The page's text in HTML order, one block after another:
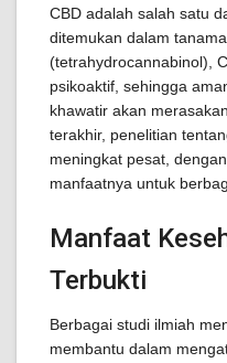
CBD adalah salah satu
ditemukan dalam
(tetrahydrocannabinol),
psikoaktif, sehingga
khawatir akan
terakhir, penelitian
meningkat pesat,
manfaatnya untuk
Manfaat
Terbukti
Berbagai studi ilmiah
membantu dalam